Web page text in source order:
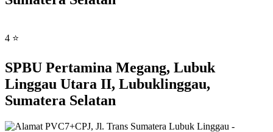
4 ⭐
SPBU Pertamina Megang, Lubuk
Linggau Utara II, Lubuklinggau,
Sumatera Selatan
PVC7+CPJ, Jl. Trans Sumatera Lubuk Linggau -